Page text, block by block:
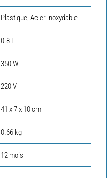
Plastique, Acier inoxydable
0.8 L
350 W
220 V
41 x 7 x 10 cm
0.66 kg
12 mois